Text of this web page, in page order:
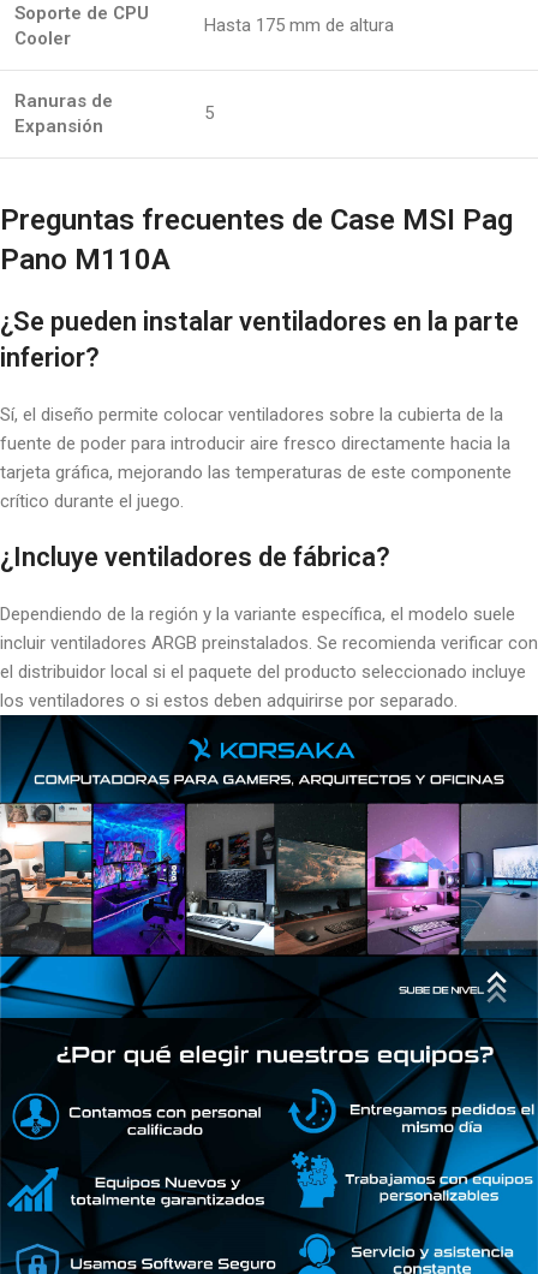
Soporte de CPU
Cooler
Hasta 175 mm de altura
Ranuras de
Expansión
5
Preguntas frecuentes de Case MSI Pag
Pano M110A
¿Se pueden instalar ventiladores en la parte
inferior?
Sí, el diseño permite colocar ventiladores sobre la cubierta de la
fuente de poder para introducir aire fresco directamente hacia la
tarjeta gráfica, mejorando las temperaturas de este componente
crítico durante el juego.
¿Incluye ventiladores de fábrica?
Dependiendo de la región y la variante específica, el modelo suele
incluir ventiladores ARGB preinstalados. Se recomienda verificar con
el distribuidor local si el paquete del producto seleccionado incluye
los ventiladores o si estos deben adquirirse por separado.